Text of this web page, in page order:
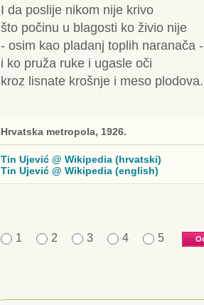
I da poslije nikom nije krivo
što počinu u blagosti ko živio nije
- osim kao pladanj toplih naranača -
i ko pruža ruke i ugasle oči
kroz lisnate krošnje i meso plodova.
Hrvatska metropola, 1926.
Tin Ujević @ Wikipedia (hrvatski)
Tin Ujević @ Wikipedia (english)
1 2 3 4 5